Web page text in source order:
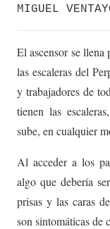
MIGUEL
El ascensor se llena
las escaleras del
y trabajadores de
tienen las
sube, en cualquier
Al acceder a los
algo que debería
prisas y las caras
son sintomáticas de